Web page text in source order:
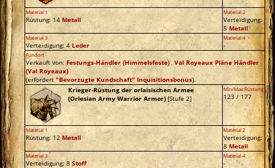
Material 1
Rüstung: 14Metall
Material 2
Verteidigung:
5Metall
Material 3
Verteidigung: 4Leder
Material 4
-
Fundort
Verkauft von:Festungs-Händler (Himmelsfeste),Val Royeaux Pläne Händler
(Val Royeaux)
(erfordert"Bevorzugte Kundschaft" Inquisitionsbonus).
Krieger-Rüstung der orlaisischen Armee
(Orlesian Army Warrior Armor)[Stufe 2]
Min/Max Rüstung
123 / 177
Material 1
Rüstung: 12Metall
Material 2
Verteidigung:
8Metall
Material 3
Verteidigung: 8Stoff
Material 4
-